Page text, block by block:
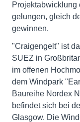
Projektabwicklung
gelungen, gleich
gewinnen.
"Craigengelt" ist
SUEZ in
im offenen
dem Windpark
Baureihe Nordex
befindet sich bei
Glasgow. Die